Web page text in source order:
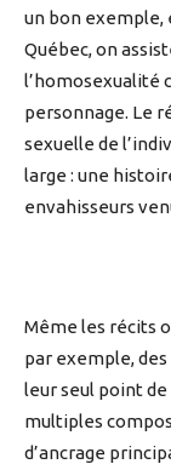
un bon exemple,
Québec, on
l’homosexualité
personnage. Le
sexuelle de
large : une
envahisseurs
Même les récits
par exemple,
leur seul point de
multiples
d’ancrage